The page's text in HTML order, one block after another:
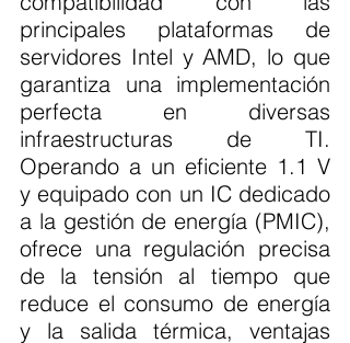
principales plataformas de
servidores Intel y AMD, lo que
garantiza una implementación
perfecta en diversas
infraestructuras de TI.
Operando a un eficiente 1.1 V
y equipado con un IC dedicado
a la gestión de energía (PMIC),
ofrece una regulación precisa
de la tensión al tiempo que
reduce el consumo de energía
y la salida térmica, ventajas